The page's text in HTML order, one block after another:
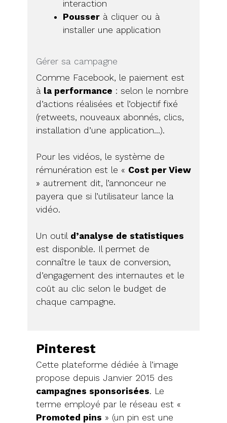
interaction
Pousserà cliquer ou à
installer une application
Gérer sa campagne
Comme Facebook, le paiement est
à la performance : selon le nombre
d’actions réalisées et l’objectif fixé
(retweets, nouveaux abonnés, clics,
installation d’une application…).
Pour les vidéos, le système de
rémunération est le « Cost per View
» autrement dit, l’annonceur ne
payera que si l’utilisateur lance la
vidéo.
Un outil d’analyse de statistiques
est disponible. Il permet de
connaître le taux de conversion,
d’engagement des internautes et le
coût au clic selon le budget de
chaque campagne.
Pinterest
Cette plateforme dédiée à l’image
propose depuis Janvier 2015 des
campagnes sponsorisées. Le
terme employé par le réseau est «
Promoted pins » (un pin est une